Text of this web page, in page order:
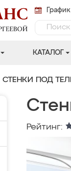
КАТАЛОГ
СТЕНКИ ПОД
Рейтинг: